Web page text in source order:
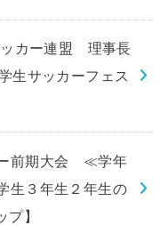
カー連盟 理事長
サッカーフェス
前期大会 ≪学年
生３年生２年生の
】